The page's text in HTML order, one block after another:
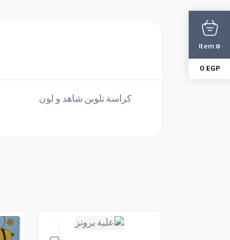
كراسة تلوين شاهد و لون
0
Item
0EGP